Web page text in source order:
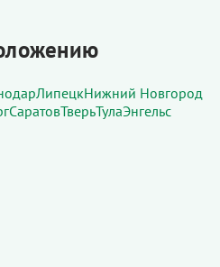
ЛипецкНижний Новгород
СаратовТверьТулаЭнгельс